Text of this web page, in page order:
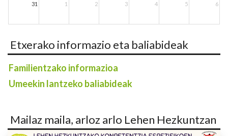
31 1 2 3 4 5 6
Etxerako informazio eta baliabideak
Familientzako informazioa
Umeekin lantzeko baliabideak
Mailaz maila, arloz arlo Lehen Hezkuntzan